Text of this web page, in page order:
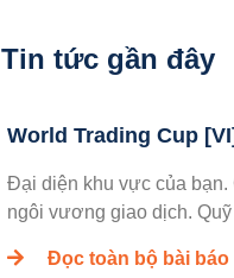
Tin tức gần đây
World Trading Cup
Đại diện khu vực của bạn.
ngôi vương giao dịch.
Đọc toàn bộ bài báo